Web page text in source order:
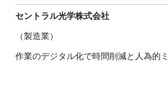
セントラル光学株式会社
（製造業）
作業のデジタル化で時間削減と人為的